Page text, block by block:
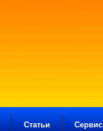
Статьи Сервис